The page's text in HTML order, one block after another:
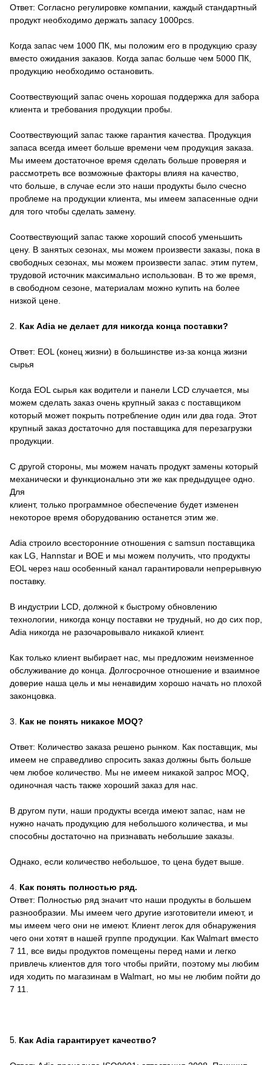
Ответ: Согласно регулировке компании, каждый стандартный
продукт необходимо держать запасу 1000pcs.
Когда запас чем 1000 ПК, мы положим его в продукцию сразу
вместо ожидания заказов. Когда запас больше чем 5000 ПК,
продукцию необходимо остановить.
Соотвествующий запас очень хорошая поддержка для забора
клиента и требования продукции пробы.
Соотвествующий запас также гарантия качества. Продукция
запаса всегда имеет больше времени чем продукция заказа.
Мы имеем достаточное время сделать больше проверяя и
рассмотреть все возможные факторы влияя на качество,
что больше, в случае если это наши продукты было счесно
проблеме на продукции клиента, мы имеем запасенные одни
для того чтобы сделать замену.
Соотвествующий запас также хороший способ уменьшить
цену. В занятых сезонах, мы можем произвести заказы, пока в
свободных сезонах, мы можем произвести запас. этим путем,
трудовой источник максимально использован. В то же время,
в свободном сезоне, материалам можно купить на более
низкой цене.
2. Как Adia не делает для никогда конца поставки?
Ответ: EOL (конец жизни) в большинстве из-за конца жизни
сырья
Когда EOL сырья как водители и панели LCD случается, мы
можем сделать заказ очень крупный заказ с поставщиком
который может покрыть потребление один или два года. Этот
крупный заказ достаточно для поставщика для перезагрузки
продукции.
С другой стороны, мы можем начать продукт замены который
механически и функционально эти же как предыдущее одно.
Для
клиент, только программное обеспечение будет изменен
некоторое время оборудованию останется этим же.
Adia строило всесторонние отношения с samsun поставщика
как LG, Hannstar и BOE и мы можем получить, что продукты
EOL через наш особенный канал гарантировали непрерывную
поставку.
В индустрии LCD, должной к быстрому обновлению
технологии, никогда концу поставки не трудный, но до сих пор,
Adia никогда не разочаровывало никакой клиент.
Как только клиент выбирает нас, мы предложим неизменное
обслуживание до конца. Долгосрочное отношение и взаимное
доверие наша цель и мы ненавидим хорошо начать но плохой
законцовка.
3. Как не понять никакое MOQ?
Ответ: Количество заказа решено рынком. Как поставщик, мы
имеем не справедливо спросить заказ должны быть больше
чем любое количество. Мы не имеем никакой запрос MOQ,
одиночная часть также хороший заказ для нас.
В другом пути, наши продукты всегда имеют запас, нам не
нужно начать продукцию для небольшого количества, и мы
способны достаточно на признавать небольшие заказы.
Однако, если количество небольшое, то цена будет выше.
4. Как понять полностью ряд.
Ответ: Полностью ряд значит что наши продукты в большем
разнообразии. Мы имеем чего другие изготовители имеют, и
мы имеем чего они не имеют. Клиент легок для обнаружения
чего они хотят в нашей группе продукции. Как Walmart вместо
7 11, все виды продуктов помещены перед нами и легко
привлечь клиентов для того чтобы прийти, поэтому мы любим
идя ходить по магазинам в Walmart, но мы не любим пойти до
7 11.
5. Как Adia гарантирует качество?